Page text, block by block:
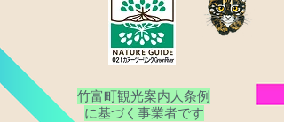
竹富町観光案内人条例
​に基づく事業者です